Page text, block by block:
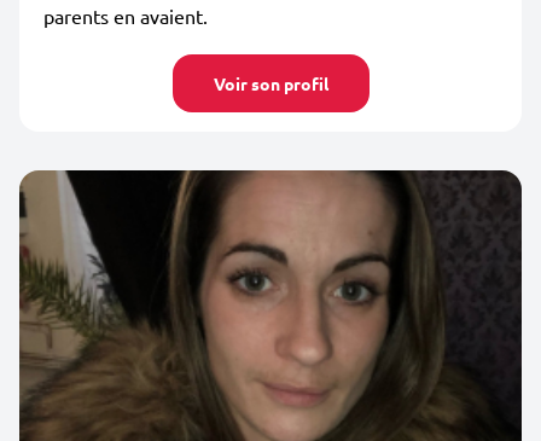
parents en avaient.
Voir son profil